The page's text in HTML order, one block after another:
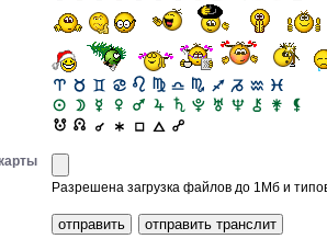
Разрешена загрузка файлов до 1Мб и